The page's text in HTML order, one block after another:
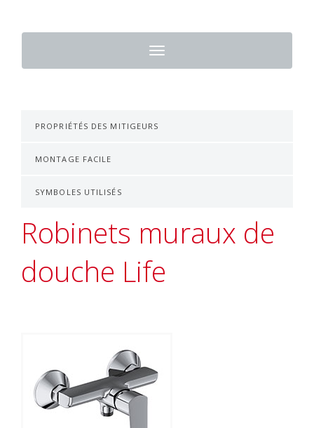
Toggle
navigation
PROPRIÉTÉS DES MITIGEURS
MONTAGE FACILE
SYMBOLES UTILISÉS
Robinets muraux de
douche Life